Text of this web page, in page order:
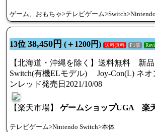
ゲーム、おもちゃ>テレビゲーム
13位 38,450円 (＋1200円) 送料無料 P1倍
【北海道・沖縄を除く】送料無料 新品
Switch(有機ELモデル) Joy-Con(L) ネオ
ンレッド発売日2021/10/08
【楽天市場】 ゲームショップUGA 楽
テレビゲーム>Nintendo Switch>本体